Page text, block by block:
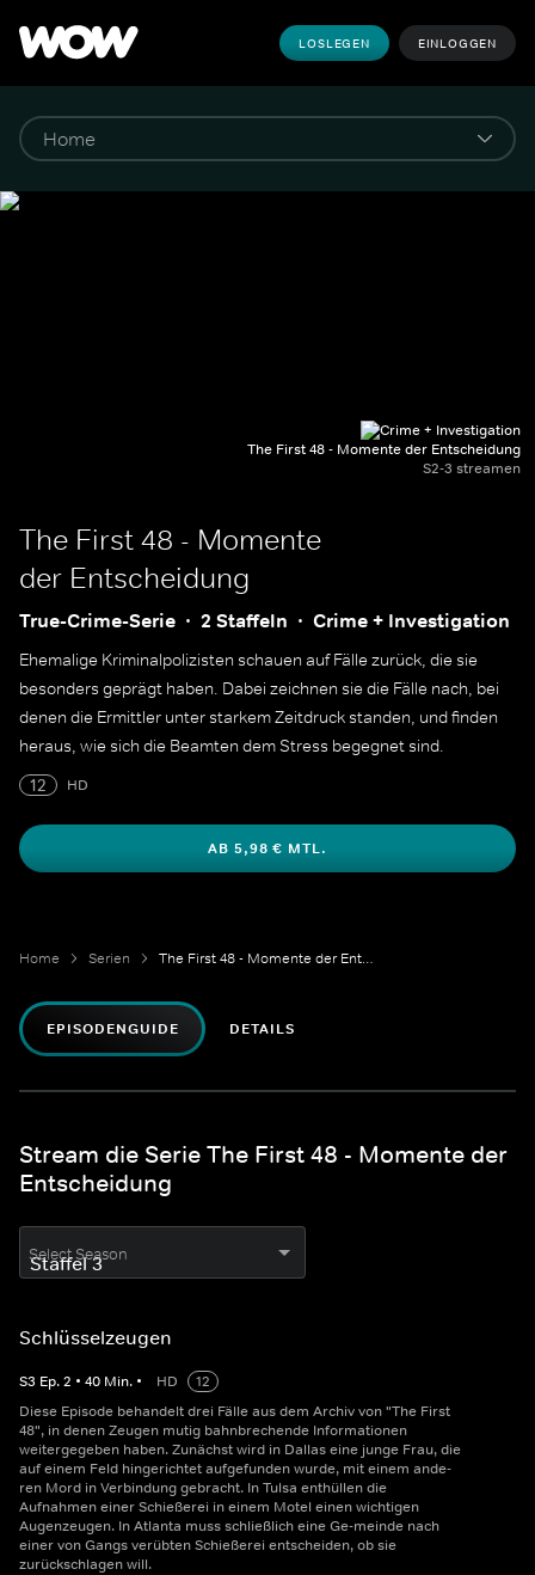
LOSLEGEN EINLOGGEN
The First 48 - Momente der Entscheidung
S2-3 streamen
The First 48 - Momente
der Entscheidung
True-Crime-Serie 2 Staffeln Crime + Investigation
Ehemalige Kriminalpolizisten schauen auf Fälle zurück, die sie
besonders geprägt haben. Dabei zeichnen sie die Fälle nach, bei
denen die Ermittler unter starkem Zeitdruck standen, und finden
heraus, wie sich die Beamten dem Stress begegnet sind.
12
HD
AB 5,98 € MTL.
Home Serien The First 48 - Momente der Entscheidung
EPISODENGUIDE DETAILS
Stream die Serie The First 48 - Momente der
Entscheidung
Select Season
Schlüsselzeugen
S3 Ep.2 • 40 Min. • HD
12
Diese Episode behandelt drei Fälle aus dem Archiv von "The First
48", in denen Zeugen mutig bahnbrechende Informationen
weitergegeben haben. Zunächst wird in Dallas eine junge Frau, die
auf einem Feld hingerichtet aufgefunden wurde, mit einem ande-
ren Mord in Verbindung gebracht. In Tulsa enthüllen die
Aufnahmen einer Schießerei in einem Motel einen wichtigen
Augenzeugen. In Atlanta muss schließlich eine Ge-meinde nach
einer von Gangs verübten Schießerei entscheiden, ob sie
zurückschlagen will.